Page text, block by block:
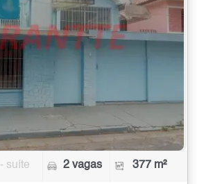
- suíte 2 vagas 377 m²